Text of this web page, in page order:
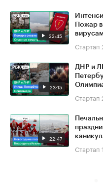
22:45
Пожар
Стартап
23:15
ДНР и
Стартап
22:47
Стартап